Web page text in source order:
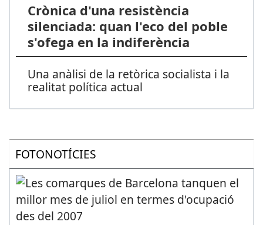
Crònica d'una resistència
silenciada: quan l'eco del poble
s'ofega en la indiferència
Una anàlisi de la retòrica socialista i la
realitat política actual
FOTONOTÍCIES